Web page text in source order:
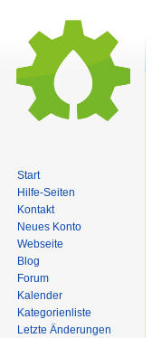
Start
Hilfe-Seiten
Kontakt
Neues Konto
Webseite
Blog
Forum
Kalender
Kategorienliste
Letzte Änderungen